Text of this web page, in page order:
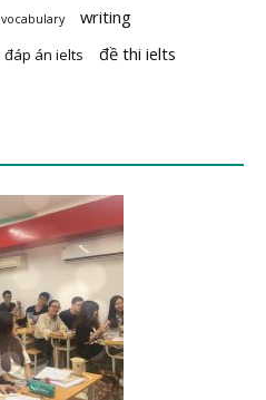
vocabulary writing
đáp án ielts đề thi ielts